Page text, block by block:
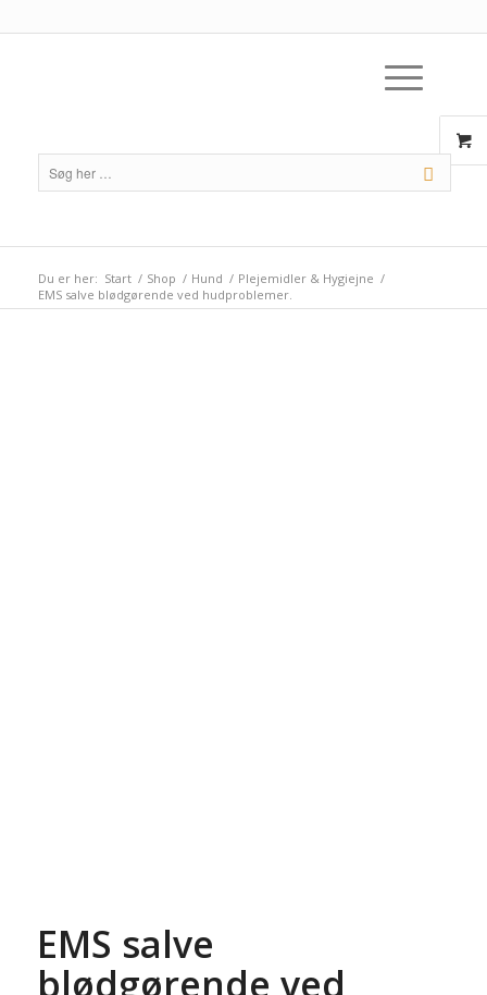
Du er her: Start / Shop / Hund / Plejemidler & Hygiejne /
EMS salve blødgørende ved hudproblemer.
EMS salve
blødgørende ved